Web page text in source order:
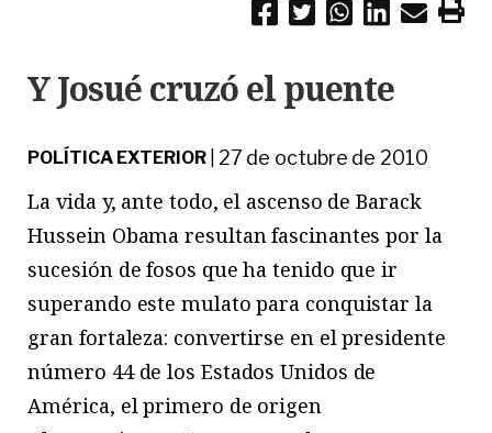
Y Josué cruzó el puente
POLÍTICA EXTERIOR| 27 de octubre de 2010
La vida y, ante todo, el ascenso de Barack
Hussein Obama resultan fascinantes por la
sucesión de fosos que ha tenido que ir
superando este mulato para conquistar la
gran fortaleza: convertirse en el presidente
número 44 de los Estados Unidos de
América, el primero de origen